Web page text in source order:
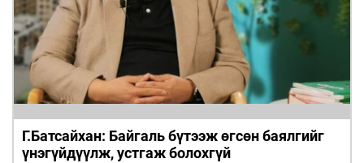
Г.Батсайхан: Байгаль бүтээж өгсөн баялгийг
үнэгүйдүүлж, устгаж болохгүй